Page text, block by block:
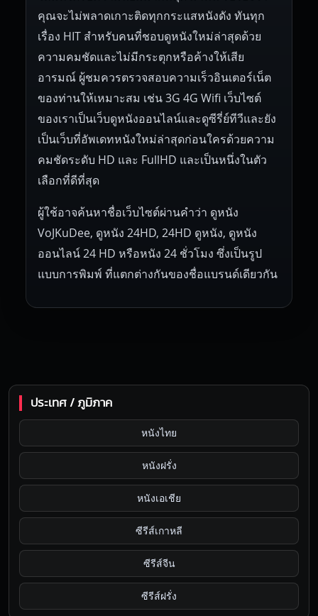
คุณจะไม่พลาดเกาะติดทุกกระแสหนังดัง ทันทุก
เรื่อง HIT สำหรับคนที่ชอบดูหนังใหม่ล่าสุดด้วย
ความคมชัดและไม่มีกระตุกหรือค้างให้เสีย
อารมณ์ ผู้ชมควรตรวจสอบความเร็วอินเตอร์เน็ต
ของท่านให้เหมาะสม เช่น 3G 4G Wifi เว็บไซต์
ของเราเป็นเว็บดูหนังออนไลน์และดูซีรี่ย์ทีวีและยัง
เป็นเว็บที่อัพเดทหนังใหม่ล่าสุดก่อนใครด้วยความ
คมชัดระดับ HD และ FullHD และเป็นหนึ่งในตัว
เลือกที่ดีที่สุด
ผู้ใช้อาจค้นหาชื่อเว็บไซต์ผ่านคำว่า ดูหนัง
VoJKuDee, ดูหนัง 24HD, 24HD ดูหนัง, ดูหนัง
ออนไลน์ 24 HD หรือหนัง 24 ชั่วโมง ซึ่งเป็นรูป
แบบการพิมพ์ ที่แตกต่างกันของชื่อแบรนด์เดียวกัน
ประเทศ / ภูมิภาค
หนังไทย
หนังฝรั่ง
หนังเอเชีย
ซีรีส์เกาหลี
ซีรีส์จีน
ซีรีส์ฝรั่ง